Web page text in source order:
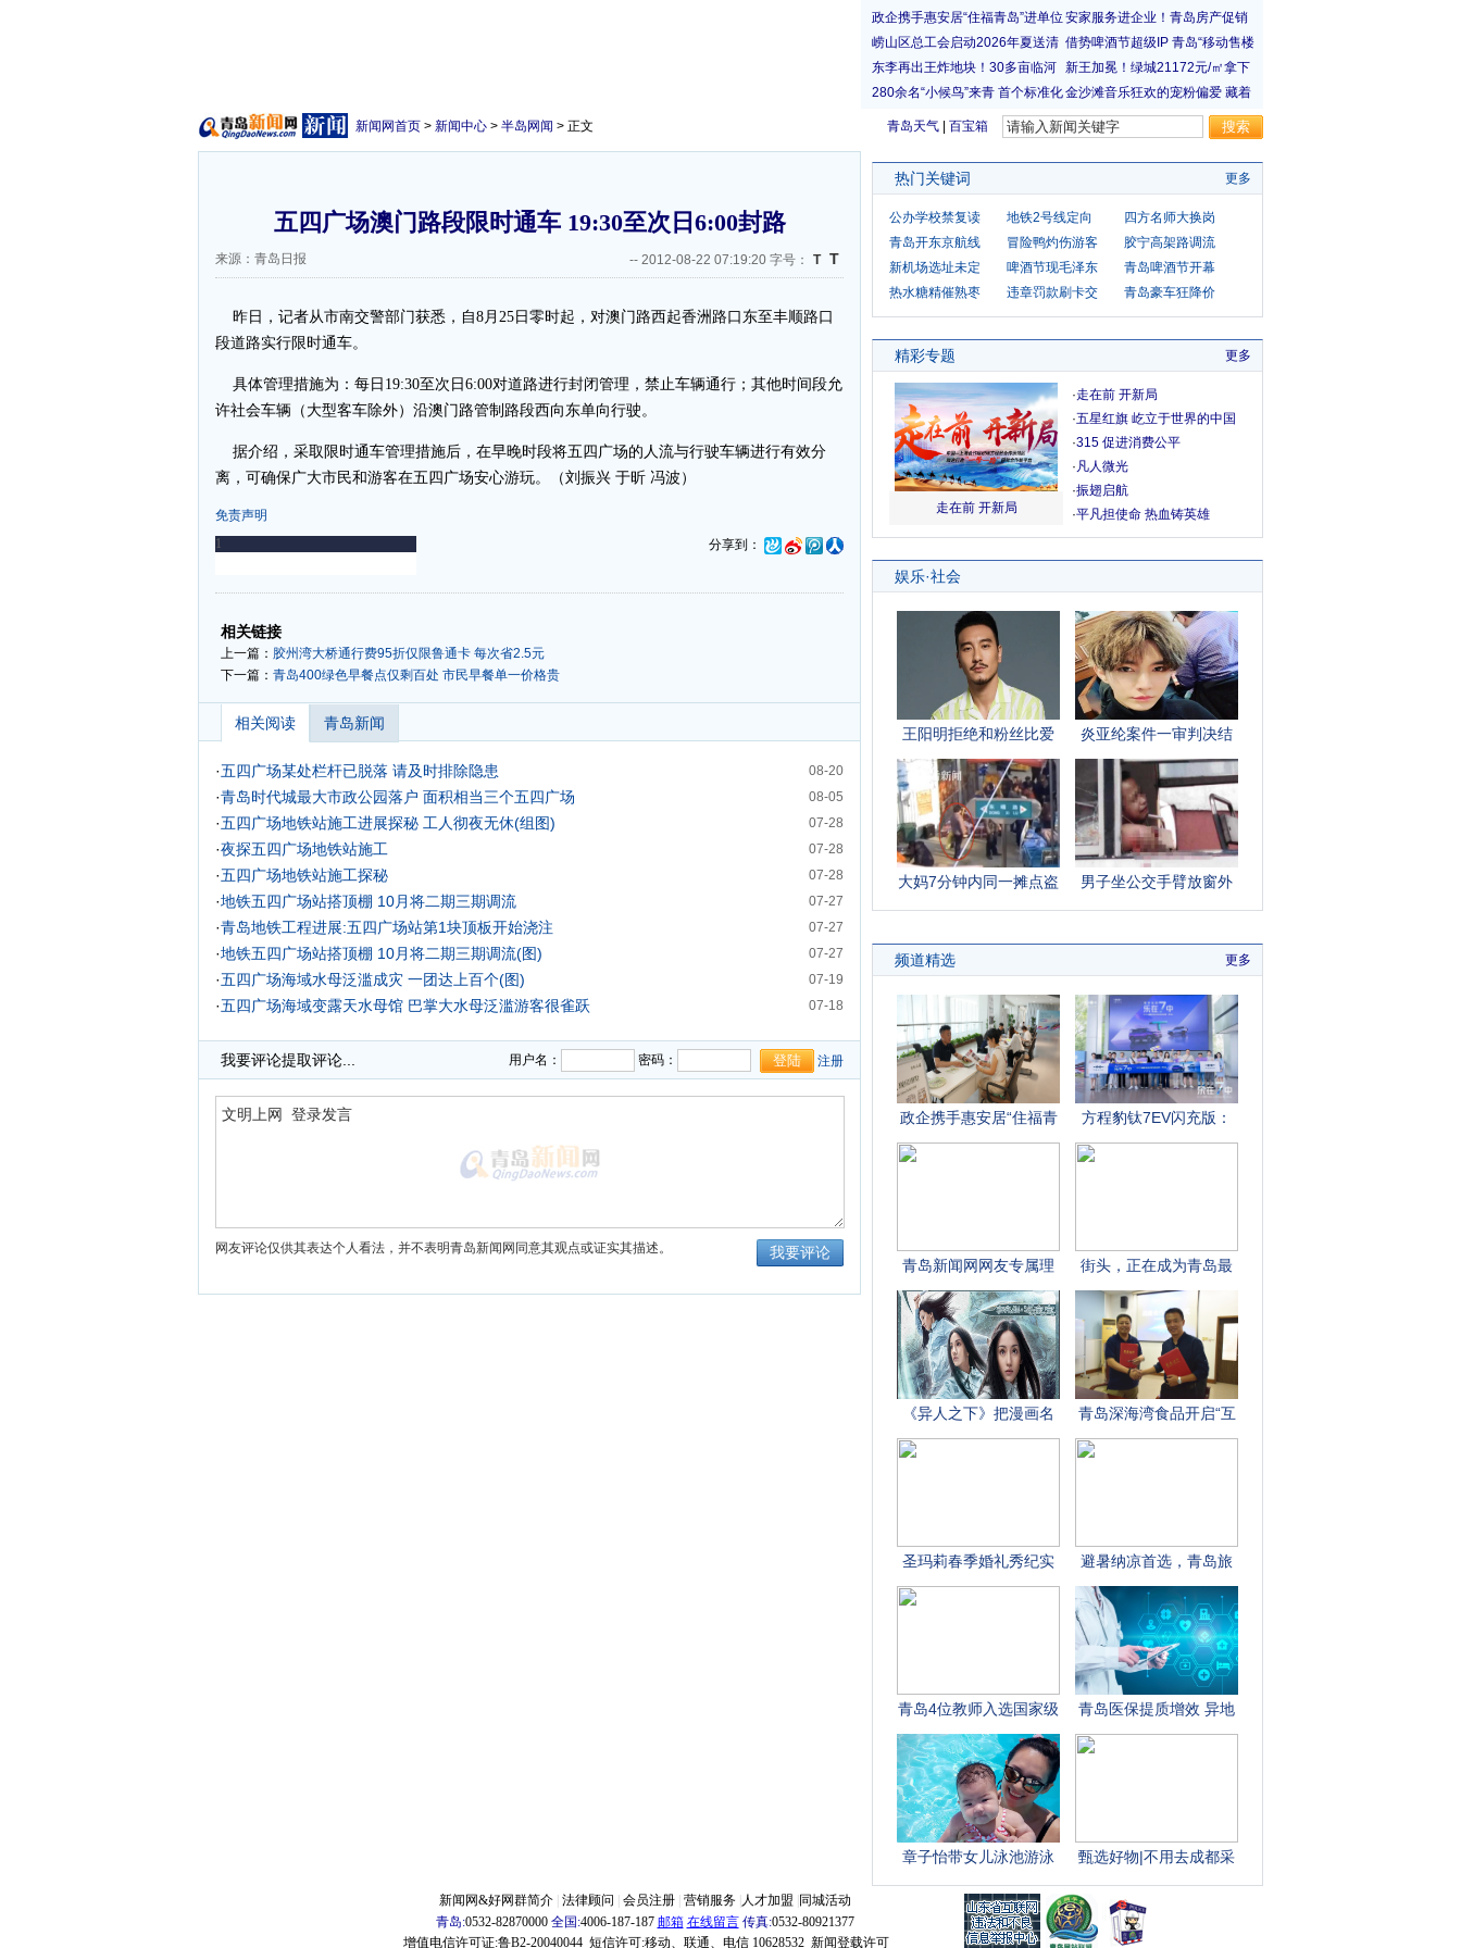
青岛天气 百宝箱
新闻网首页 > 新闻中心 > 半岛网闻 > 正文
五四广场澳门路段限时通车 19:30至次日6:00封路
来源：青岛日报 -- 2012-08-22 07:19:20 字号： T T
昨日，记者从市南交警部门获悉，自8月25日零时起，对澳门路西起香洲路口东至丰顺路口
段道路实行限时通车。
具体管理措施为：每日19:30至次日6:00对道路进行封闭管理，禁止车辆通行；其他时间段允
许社会车辆（大型客车除外）沿澳门路管制路段西向东单向行驶。
据介绍，采取限时通车管理措施后，在早晚时段将五四广场的人流与行驶车辆进行有效分
离，可确保广大市民和游客在五四广场安心游玩。（刘振兴 于昕 冯波）
免责声明
分享到：
-
相关链接
上一篇： 胶州湾大桥通行费95折仅限鲁通卡 每次省2.5元
下一篇： 青岛400绿色早餐点仅剩百处 市民早餐单一价格贵
相关阅读 青岛新闻
08-20
·五四广场某处栏杆已脱落 请及时排除隐患
08-05
·青岛时代城最大市政公园落户 面积相当三个五四广场
07-28
·五四广场地铁站施工进展探秘 工人彻夜无休(组图)
07-28
·夜探五四广场地铁站施工
07-28
·五四广场地铁站施工探秘
07-27
·地铁五四广场站搭顶棚 10月将二期三期调流
07-27
·青岛地铁工程进展:五四广场站第1块顶板开始浇注
07-27
·地铁五四广场站搭顶棚 10月将二期三期调流(图)
07-19
·五四广场海域水母泛滥成灾 一团达上百个(图)
07-18
·五四广场海域变露天水母馆 巴掌大水母泛滥游客很雀跃
我要评论提取评论... 用户名： 密码： 注册
网友评论仅供其表达个人看法，并不表明青岛新闻网同意其观点或证实其描述。
热门关键词 更多
公办学校禁复读 地铁2号线定向
四方名师大换岗
青岛开东京航线
冒险鸭灼伤游客
胶宁高架路调流
新机场选址未定
啤酒节现毛泽东
青岛啤酒节开幕
热水糖精催熟枣
违章罚款刷卡交 青岛豪车狂降价